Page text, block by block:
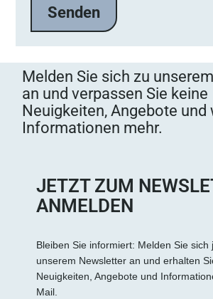
Melden Sie sich zu
an und verpassen Sie keine
Neuigkeiten, Angebote
Informationen mehr.
JETZT ZUM
ANMELDEN
Bleiben Sie informiert: Melden Sie sich
unserem Newsletter an und erhalten
Neuigkeiten, Angebote und
Mail.